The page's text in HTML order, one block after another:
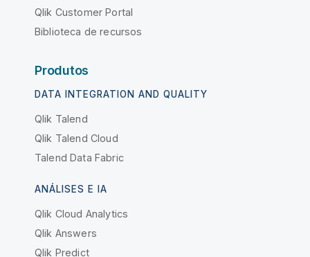
Qlik Customer Portal
Biblioteca de recursos
Produtos
DATA INTEGRATION AND QUALITY
Qlik Talend
Qlik Talend Cloud
Talend Data Fabric
ANÁLISES E IA
Qlik Cloud Analytics
Qlik Answers
Qlik Predict